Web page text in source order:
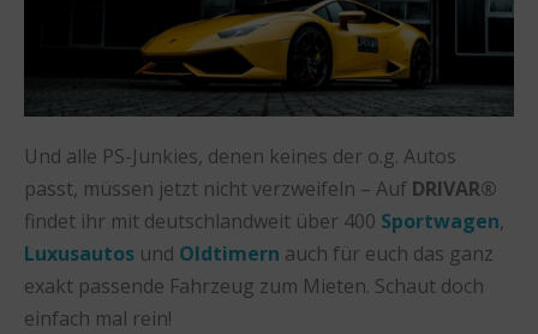
Und alle PS-Junkies, denen keines der o.g. Autos
passt, müssen jetzt nicht verzweifeln – Auf DRIVAR®
findet ihr mit deutschlandweit über 400 Sportwagen,
Luxusautos und Oldtimern auch für euch das ganz
exakt passende Fahrzeug zum Mieten. Schaut doch
einfach mal rein!